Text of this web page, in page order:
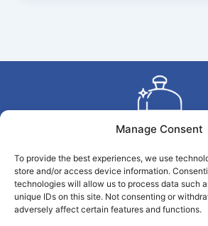
Manage Consent
To provide the best experiences, we use
store and/or access device information.
technologies will allow us to process data such
unique IDs on this site. Not consenting or
adversely affect certain features and functions.
Copyright © 2026 La Conciergerie du
La Conciergerie du